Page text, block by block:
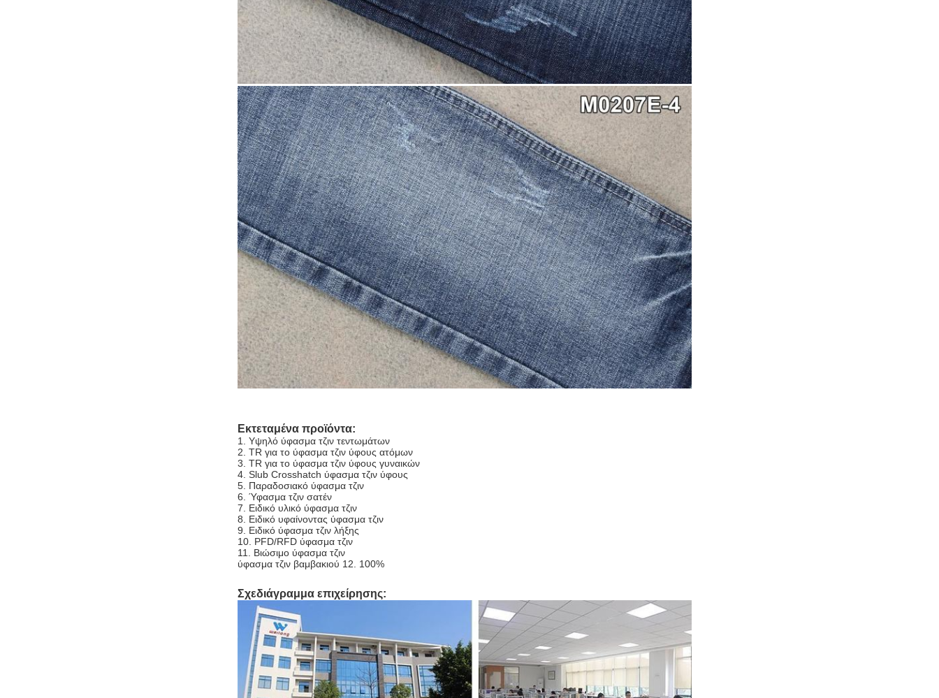
Εκτεταμένα προϊόντα:
1. Υψηλό ύφασμα τζιν τεντωμάτων
2. TR για το ύφασμα τζιν ύφους ατόμων
3. TR για το ύφασμα τζιν ύφους γυναικών
4. Slub Crosshatch ύφασμα τζιν ύφους
5. Παραδοσιακό ύφασμα τζιν
6. Ύφασμα τζιν σατέν
7. Ειδικό υλικό ύφασμα τζιν
8. Ειδικό υφαίνοντας ύφασμα τζιν
9. Ειδικό ύφασμα τζιν λήξης
10. PFD/RFD ύφασμα τζιν
11. Βιώσιμο ύφασμα τζιν
ύφασμα τζιν βαμβακιού 12. 100%
Σχεδιάγραμμα επιχείρησης: